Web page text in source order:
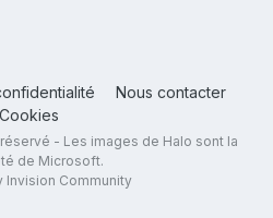
Nous contacter
Cookies
- Les images de Halo sont la
de Microsoft.
Invision Community